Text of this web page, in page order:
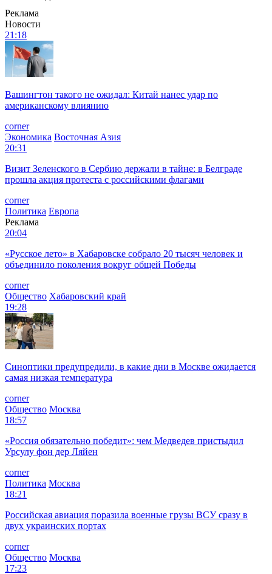
Реклама
Новости
21:18
Вашингтон такого не ожидал: Китай нанес удар по
американскому влиянию
corner
Экономика Восточная Азия
20:31
Визит Зеленского в Сербию держали в тайне: в Белграде
прошла акция протеста с российскими флагами
corner
Политика Европа
Реклама
20:04
«Русское лето» в Хабаровске собрало 20 тысяч человек и
объединило поколения вокруг общей Победы
corner
Общество Хабаровский край
19:28
Синоптики предупредили, в какие дни в Москве ожидается
самая низкая температура
corner
Общество Москва
18:57
«Россия обязательно победит»: чем Медведев пристыдил
Урсулу фон дер Ляйен
corner
Политика Москва
18:21
Российская авиация поразила военные грузы ВСУ сразу в
двух украинских портах
corner
Общество Москва
17:23